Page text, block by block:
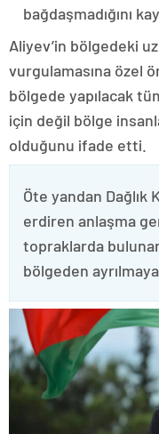
bağdaşmadığını
Aliyev’in bölgedeki
vurgulamasına özel
bölgede yapılacak
için değil bölge
olduğunu ifade etti.
Öte yandan Dağlık
erdiren anlaşma
topraklarda
bölgeden